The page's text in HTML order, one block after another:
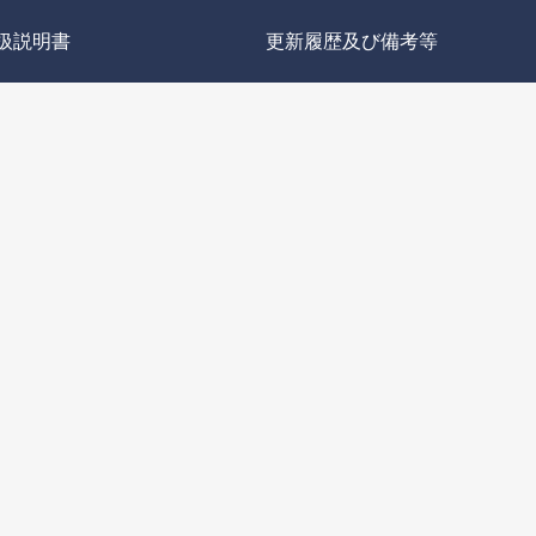
説明書 更新履歴及び備考等